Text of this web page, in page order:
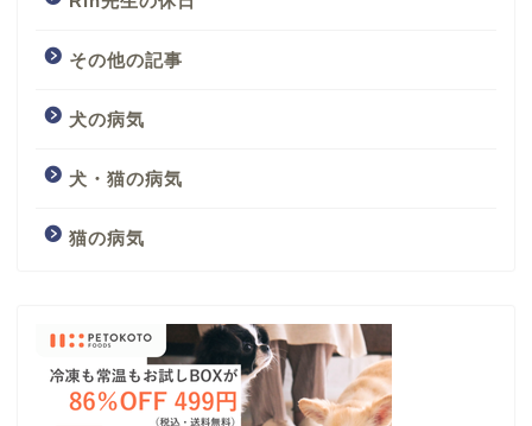
その他の記事
犬の病気
犬・猫の病気
猫の病気